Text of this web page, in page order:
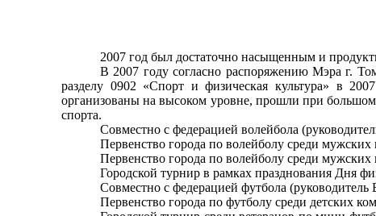
2007 год был достаточно насыщенным и
В 2007 году согласно распоряжению Мэра г.
разделу 0902 «Спорт и физическая культура» в
организованы на высоком уровне, прошли при
спорта.
Совместно с федерацией волейбола
Первенство города по волейболу среди
Первенство города по волейболу среди
Городской турнир в рамках празднования Дня
Совместно с федерацией футбола
Первенство города по футболу среди детских